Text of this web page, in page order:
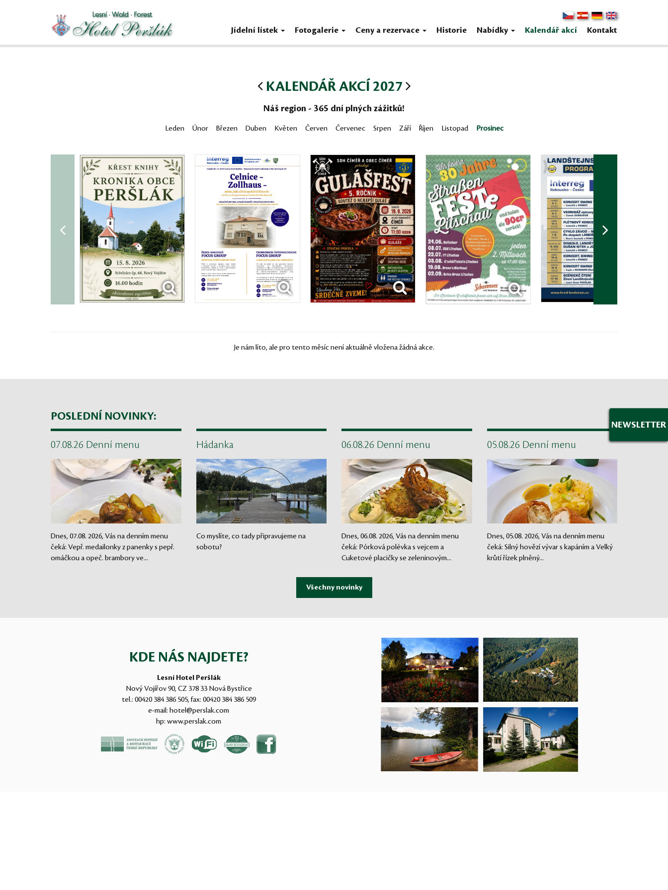
Jídelní lístek Fotogalerie Ceny a rezervace Historie Nabídky Kalendář akcí Kontakt
KALENDÁŘ AKCÍ 2027
Náš region - 365 dní plných zážitků!
Leden Únor Březen Duben Květen Červen Červenec Srpen Září Říjen Listopad Prosinec
Je nám líto, ale pro tento měsíc není aktuálně vložena žádná akce.
POSLEDNÍ NOVINKY:
07.08.26 Denní menu
Dnes, 07.08. 2026, Vás na denním menu
čeká: Vepř. medailonky z panenky s pepř.
omáčkou a opeč. brambory ve...
Hádanka
Co myslíte, co tady připravujeme na
sobotu?
06.08.26 Denní menu
Dnes, 06.08. 2026, Vás na denním menu
čeká: Pórková polévka s vejcem a
Cuketové placičky se zeleninovým...
05.08.26 Denní menu
Dnes, 05.08. 2026, Vás na denním menu
čeká: Silný hovězí vývar s kapáním a Velký
krůtí řízek plněný...
KDE NÁS NAJDETE?
Lesní Hotel Peršlák
Nový Vojířov 90, CZ 378 33 Nová Bystřice
tel.: 00420 384 386 505, fax: 00420 384 386 509
e-mail: hotel@perslak.com
hp: www.perslak.com
NEWSLETTER